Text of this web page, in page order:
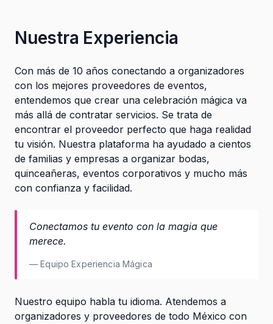
Nuestra Experiencia
Con más de 10 años conectando a organizadores
con los mejores proveedores de eventos,
entendemos que crear una celebración mágica va
más allá de contratar servicios. Se trata de
encontrar el proveedor perfecto que haga realidad
tu visión. Nuestra plataforma ha ayudado a cientos
de familias y empresas a organizar bodas,
quinceañeras, eventos corporativos y mucho más
con confianza y facilidad.
Conectamos tu evento con la magia que
merece.
— Equipo Experiencia Mágica
Nuestro equipo habla tu idioma. Atendemos a
organizadores y proveedores de todo México con